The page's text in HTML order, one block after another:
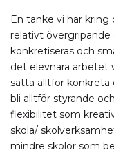
En tanke vi har kring
relativt
konkretiseras och
det elevnära arbetet
sätta alltför konkreta
bli alltför styrande
flexibilitet som
skola/
mindre skolor som